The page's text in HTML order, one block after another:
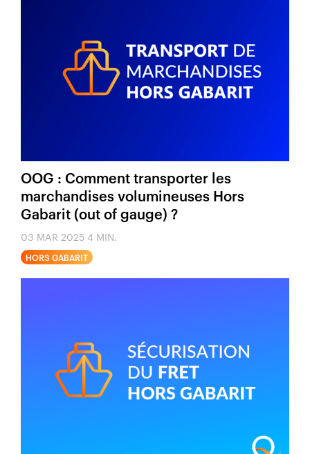
OOG : Comment transporter les
marchandises volumineuses Hors
Gabarit (out of gauge) ?
03 MAR 2025 4 MIN.
HORS GABARIT